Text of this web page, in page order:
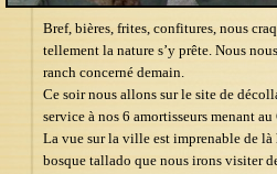
Bref, bières, frites, confitures, nous
tellement la nature s’y prête. Nous
ranch concerné demain.
Ce soir nous allons sur le site de
service à nos 6 amortisseurs menant
La vue sur la ville est imprenable de
bosque tallado que nous irons visiter